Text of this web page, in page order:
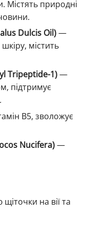
Містять природні
Dulcis Oil)—
містить
Tripeptide-1)—
підтримує
В5, зволожує
Nucifera)—
на вії та